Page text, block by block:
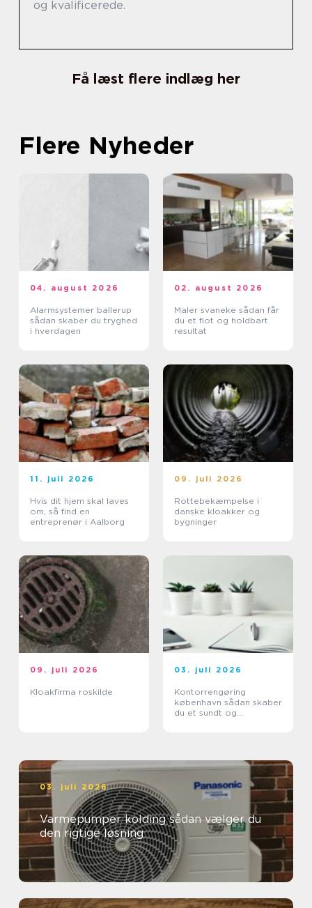
og kvalificerede.
Få læst flere indlæg her
Flere Nyheder
04. august 2026
Alarmsystemer ballerup
sådan skaber du tryghed
i hverdagen
02. august 2026
Maler svaneke sådan får
du et flot og holdbart
resultat
11. juli 2026
Hvis dit hjem skal laves
om, så find en
entreprenør i Aalborg
09. juli 2026
Rottebekæmpelse i
danske kloakker og
bygninger
09. juli 2026
Kloakfirma roskilde
03. juli 2026
Kontorrengøring
københavn sådan skaber
du et sundt og
03. juli 2026
Varmepumper kolding sådan vælger du
den rigtige løsning